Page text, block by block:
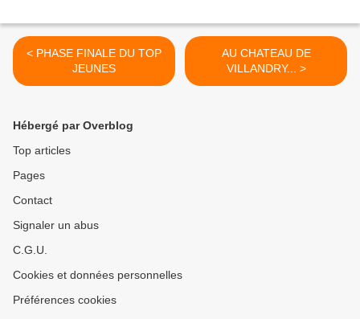
< PHASE FINALE DU TOP
JEUNES
AU CHATEAU DE
VILLANDRY... >
Hébergé par Overblog
Top articles
Pages
Contact
Signaler un abus
C.G.U.
Cookies et données personnelles
Préférences cookies